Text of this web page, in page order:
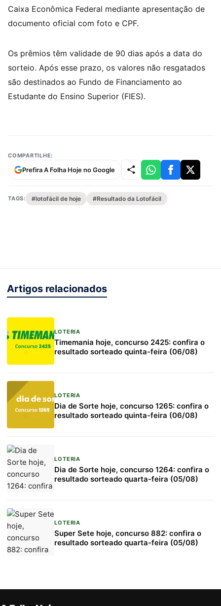
Caixa Econômica Federal mediante apresentação de
documento oficial com foto e CPF.
Os prêmios têm validade de 90 dias após a data do
sorteio. Após esse prazo, os valores não resgatados
são destinados ao Fundo de Financiamento ao
Estudante do Ensino Superior (FIES).
COMPARTILHE:
Prefira A Folha Hoje no Google
TAGS: #lotofácil de hoje #Resultado da Lotofácil
Artigos relacionados
LOTERIA
Timemania hoje, concurso 2425: confira o
resultado sorteado quinta-feira (06/08)
LOTERIA
Dia de Sorte hoje, concurso 1265: confira o
resultado sorteado quinta-feira (06/08)
LOTERIA
Dia de Sorte hoje, concurso 1264: confira o
resultado sorteado quarta-feira (05/08)
LOTERIA
Super Sete hoje, concurso 882: confira o
resultado sorteado quarta-feira (05/08)